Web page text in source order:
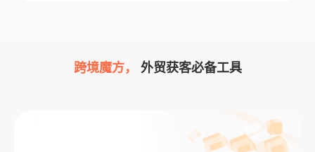
跨境魔方， 外贸获客必备工具